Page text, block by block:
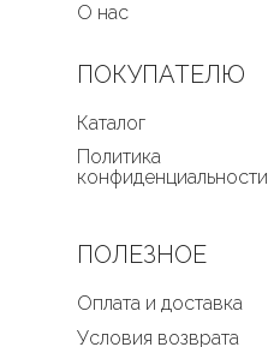
О нас
ПОЛЕЗНОЕ
Оплата и доставка
Условия возврата
ПОКУПАТЕЛЮ
Каталог
Политика
конфиденциальности